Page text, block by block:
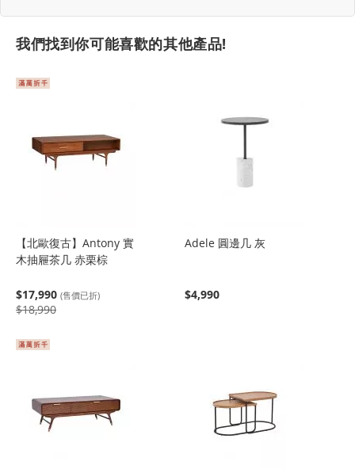
我們找到你可能喜歡的其他產品!
【北歐復古】Antony 實
木抽屜茶几 赤栗棕
$17,990 (售價已折)
$18,990
Adele 圓邊几 灰
$4,990